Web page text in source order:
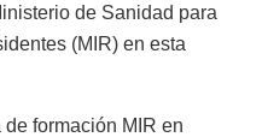
de Sanidad para
(MIR) en esta
formación MIR en